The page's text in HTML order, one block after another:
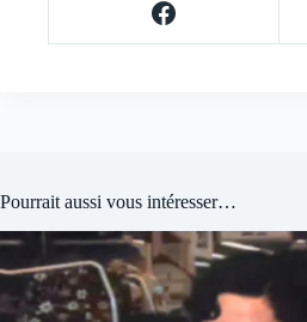
Pourrait aussi vous intéresser…